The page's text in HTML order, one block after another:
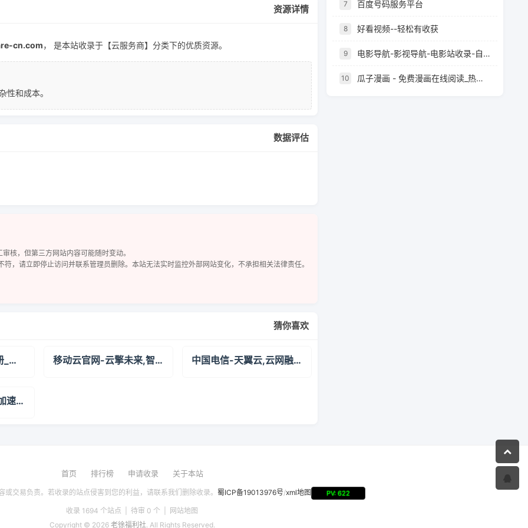
资源详情
cn.com， 是本站收录于【云服务商】分类下的优质资源。
性和成本。
数据评估
核，但第三方网站内容可能随时变动。
，请立即停止访问并联系管理员删除。本站无法实时监控外部网站变化，不承担相关法律责任。
猜你喜欢
阿里云万网_域名注册_域名交易_建站_备案_资质_商标_软著-阿里云 移动云官网-云擎未来,智信天下 中国电信-天翼云,云网融合,安全可信,专享定制
网站安全防护_CDN加速_Web安全加速_高防云盾_网站加速_云盾_「YUNDUN」
7 百度号码服务平台
8 好看视频--轻松有收获
9 电影导航-影视导航-电影站收录-自动收录网-网站收录
10 瓜子漫画 - 免费漫画在线阅读_热门国漫每日更新
首页 排行榜 申请收录 关于本站
交易负责。若收录的站点侵害到您的利益，请联系我们删除收录。 蜀ICP备19013976号/xml地图 PV: 622
收录 1694 个站点 | 待审 0 个 |
网站地图
Copyright © 2026 老徐福利社. All Rights Reserved.